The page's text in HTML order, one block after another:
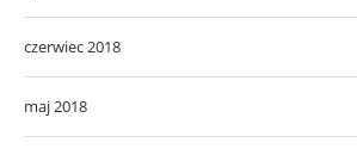
czerwiec 2018
maj 2018